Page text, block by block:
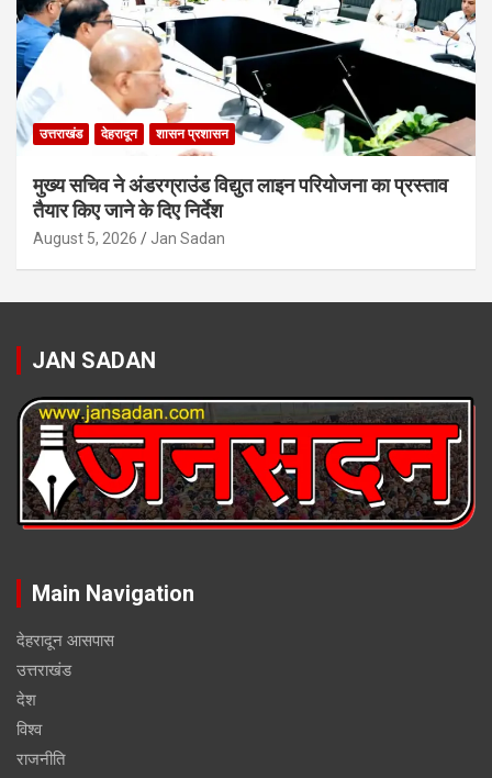
उत्तराखंड देहरादून शासन प्रशासन
मुख्य सचिव ने अंडरग्राउंड विद्युत लाइन परियोजना का प्रस्ताव
तैयार किए जाने के दिए निर्देश
August 5, 2026 Jan Sadan
JAN SADAN
Main Navigation
देहरादून आसपास
उत्तराखंड
देश
विश्व
राजनीति